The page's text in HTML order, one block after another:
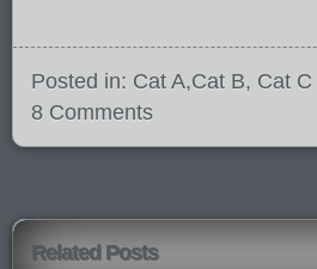
Posted in: Cat A,Cat B, Cat C
8 Comments
Related Posts